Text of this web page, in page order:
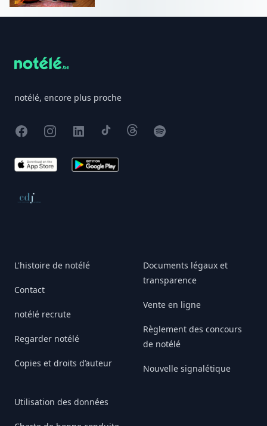
notélé, encore plus proche
FacebookInstagram
X TikTokThreadsSpotify
App Store Google Play
Conseil de déontologie journalistique
L'histoire de notélé
Contact
notélé recrute
Regarder notélé
Copies et droits d’auteur
Utilisation des données
Documents légaux et
transparence
Vente en ligne
Règlement des concours
de notélé
Nouvelle signalétique